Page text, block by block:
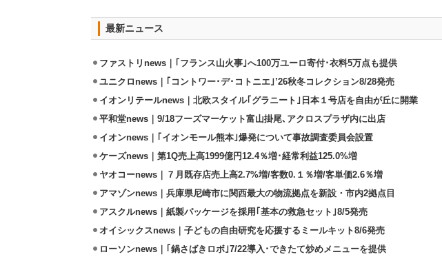
最新ニュース
ファストリnews｜｢フランス山火事｣へ100万ユーロ寄付･衣料5万点も提供
ユニクロnews｜｢コントワー･デ･コトニエ｣’26秋冬コレクション8/28発売
イオンリテールnews｜北欧スタイル｢グラニート｣日本１号店を自由が丘に開業
平和堂news｜9/18フーズマーケット富山掛尾､アクロスプラザ内に出店
イオンnews｜｢イオンモール熊本｣爆発について事故調査委員会設置
ケーズnews｜第1Q売上高1999億円12.4％増･経常利益125.0%増
ヤオコーnews｜７月既存店売上高2.7%増/客数0.１％増/客単価2.6％増
アマゾンnews｜兵庫県尼崎市に関西最大の物流拠点を新設・市内2拠点目
アスクルnews｜紙製パッケージを採用｢基本の救急セット｣8/5発売
オイシックスnews｜子どもの自由研究を応援するミールキット8/6発売
ローソンnews｜｢鍋さばきロボ｣7/22導入･できたて炒めメニューを提供